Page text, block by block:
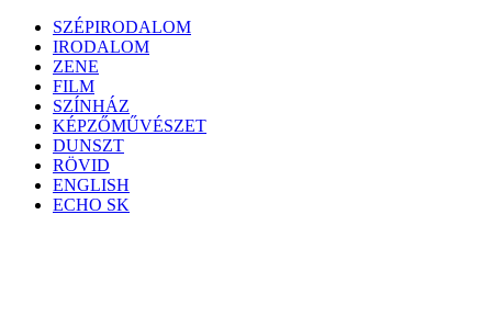
Skip
content
SZÉPIRODALOM
IRODALOM
ZENE
FILM
SZÍNHÁZ
KÉPZŐMŰVÉSZET
DUNSZT
RÖVID
ENGLISH
ECHO SK